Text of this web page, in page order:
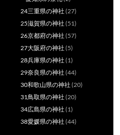
24三重県の神社 (27)
25滋賀県の神社 (51)
26京都府の神社 (57)
27大阪府の神社 (5)
28兵庫県の神社 (1)
29奈良県の神社 (44)
30和歌山県の神社 (20)
31鳥取県の神社 (20)
34広島県の神社 (1)
38愛媛県の神社 (44)